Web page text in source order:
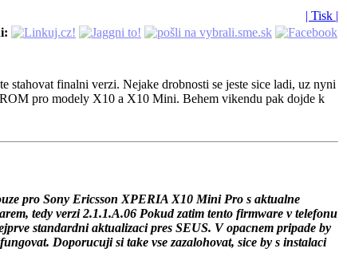
| Tisk |
finalni verzi. Nejake drobnosti se jeste sice ladi, uz nyni
pro modely X10 a X10 Mini. Behem vikendu pak dojde k
pro Sony Ericsson XPERIA X10 Mini Pro s aktualne
tedy verzi 2.1.1.A.06 Pokud zatim tento firmware v telefonu
standardni aktualizaci pres SEUS. V opacnem pripade by
Doporucuji si take vse zazalohovat, sice by s instalaci